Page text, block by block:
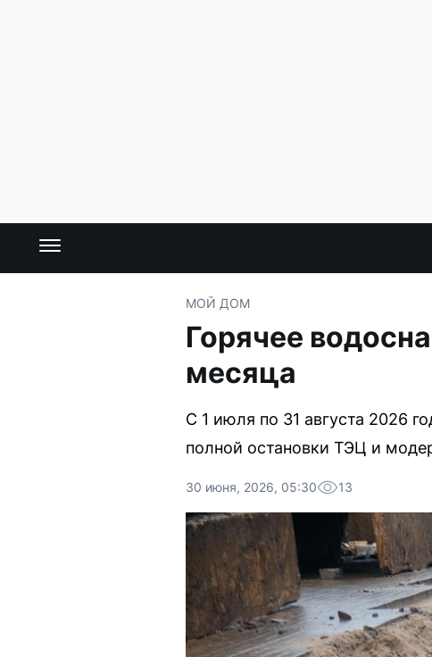
МОЙ ДОМ
Горячее
месяца
С 1 июля по 31 августа 2026
полной остановки ТЭЦ и
30 июня, 2026, 05:30 13